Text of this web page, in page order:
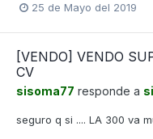
25 de Mayo del 2019
[VENDO] VENDO
CV
sisoma77 responde a
seguro q si .... LA 300 va